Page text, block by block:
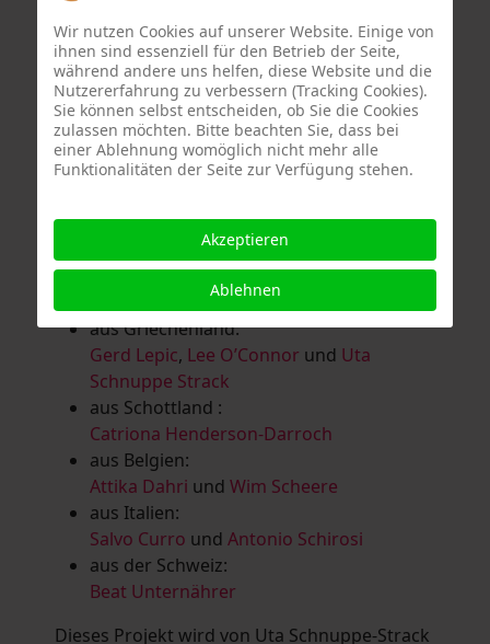
Eric Schaftlein.
aus den Niederlanden:
Dorrety Brookhuis,Natalia Dik,Elise
EekhoutundHenny Schaapman
aus Deutschland:
Salomé Herbst,Andrea Jungnitsch,
Lanzl,Heidrun MalComes,Christa Mayer-
Guntram Prochaska
Schaub,Vera Schaub,Birgit Schweimler &
Serge DevadderundRolf Thärichen
aus Griechenland:
Gerd Lepic, Lee O’Connor und Uta
Schnuppe Strack
aus Schottland :
Catriona Henderson-Darroch
aus Belgien:
Attika Dahri und Wim Scheere
aus Italien:
Salvo Curro und Antonio Schirosi
aus der Schweiz:
Beat Unternährer
Dieses Projekt wird von Uta Schnuppe-Strack
Wir nutzen Cookies auf unserer Website. Einige von
ihnen sind essenziell für den Betrieb der Seite,
während andere uns helfen, diese Website und die
Nutzererfahrung zu verbessern (Tracking Cookies).
Sie können selbst entscheiden, ob Sie die Cookies
zulassen möchten. Bitte beachten Sie, dass bei
einer Ablehnung womöglich nicht mehr alle
Funktionalitäten der Seite zur Verfügung stehen.
Akzeptieren
Ablehnen